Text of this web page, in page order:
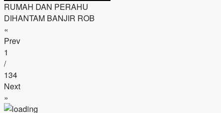
RUMAH DAN PERAHU
DIHANTAM BANJIR ROB
«
Prev
1
/
134
Next
»